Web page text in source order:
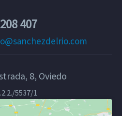
407
8, Oviedo
5537/1